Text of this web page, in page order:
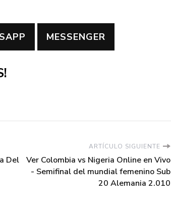
MESSENGER
Del
ARTÍCULO SIGUIENTE
Ver Colombia vs Nigeria Online en Vivo
- Semifinal del mundial femenino Sub
20 Alemania 2.010